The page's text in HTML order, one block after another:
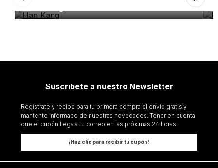
Suscríbete a nuestro Newsletter
Regístrate y recibe para tu primera compra el envío gratis y
mantente informado de nuestras novedades. Tener en cuenta
que el cupón llega a tu correo en las próximas 24 horas.
¡Haz clic para recibir tu cupón!